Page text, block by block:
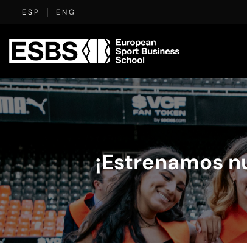
Saltar
contenido
ESP ENG
¡Estrenamos